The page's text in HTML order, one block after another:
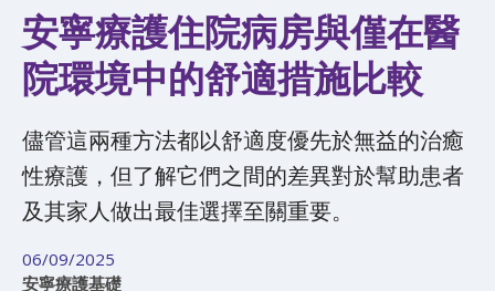
安寧療護住院病房與僅在醫
院環境中的舒適措施比較​​
儘管這兩種方法都以舒適度優先於無益的治癒
性療護，但了解它們之間的差異對於幫助患者
及其家人做出最佳選擇至關重要。
06/09/2025
安寧療護基礎